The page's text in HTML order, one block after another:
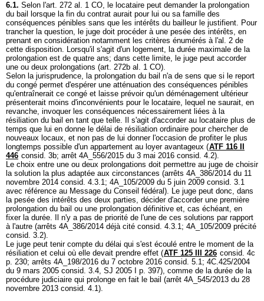
6.1. Selon l'art. 272 al. 1 CO, le locataire peut demander la prolongation
du bail lorsque la fin du contrat aurait pour lui ou sa famille des
conséquences pénibles sans que les intérêts du bailleur le justifient. Pour
trancher la question, le juge doit procéder à une pesée des intérêts, en
prenant en considération notamment les critères énumérés à l'al. 2 de
cette disposition. Lorsqu'il s'agit d'un logement, la durée maximale de la
prolongation est de quatre ans; dans cette limite, le juge peut accorder
une ou deux prolongations (art. 272b al. 1 CO).
Selon la jurisprudence, la prolongation du bail n'a de sens que si le report
du congé permet d'espérer une atténuation des conséquences pénibles
qu'entraînerait ce congé et laisse prévoir qu'un déménagement ultérieur
présenterait moins d'inconvénients pour le locataire, lequel ne saurait, en
revanche, invoquer les conséquences nécessairement liées à la
résiliation du bail en tant que telle. Il s'agit d'accorder au locataire plus de
temps que lui en donne le délai de résiliation ordinaire pour chercher de
nouveaux locaux, et non pas de lui donner l'occasion de profiter le plus
longtemps possible d'un appartement au loyer avantageux (ATF 116 II
446 consid. 3b; arrêt 4A_556/2015 du 3 mai 2016 consid. 4.2).
Le choix entre une ou deux prolongations doit permettre au juge de choisir
la solution la plus adaptée aux circonstances (arrêts 4A_386/2014 du 11
novembre 2014 consid. 4.3.1; 4A_105/2009 du 5 juin 2009 consid. 3.1
avec référence au Message du Conseil fédéral). Le juge peut donc, dans
la pesée des intérêts des deux parties, décider d'accorder une première
prolongation du bail ou une prolongation définitive et, cas échéant, en
fixer la durée. Il n'y a pas de priorité de l'une de ces solutions par rapport
à l'autre (arrêts 4A_386/2014 déjà cité consid. 4.3.1; 4A_105/2009 précité
consid. 3.2).
Le juge peut tenir compte du délai qui s'est écoulé entre le moment de la
résiliation et celui où elle devait prendre effet (ATF 125 III 226 consid. 4c
p. 230; arrêts 4A_198/2016 du 7 octobre 2016 consid. 5.1; 4C.425/2004
du 9 mars 2005 consid. 3.4, SJ 2005 I p. 397), comme de la durée de la
procédure judiciaire qui prolonge en fait le bail (arrêt 4A_545/2013 du 28
novembre 2013 consid. 4.1).